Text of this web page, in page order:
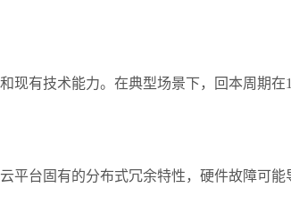
现有技术能力。在典型场景下，回本周期在
平台固有的分布式冗余特性，硬件故障可